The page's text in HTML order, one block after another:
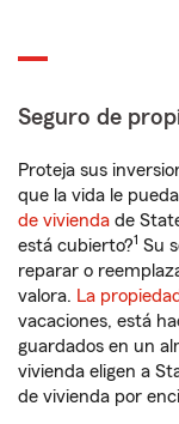
Seguro de
Proteja sus
que la vida le
de vivienda de
está cubierto?1 Su
reparar o
valora. La
vacaciones, está
guardados en un
vivienda eligen a
de vivienda por